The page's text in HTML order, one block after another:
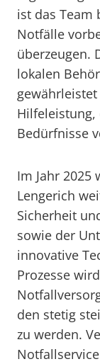
ist das Team
Notfälle
überzeugen.
lokalen
Bedürfnisse
Im Jahr
Lengerich
Sicherheit
sowie der
innovative
Prozesse
den stetig
zu werden.